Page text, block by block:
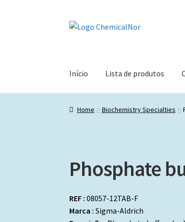
Ir
Saltar
Início Lista de produtos
Home Biochemistry Specialties
Phosphate
REF :08057-12TAB-F
Marca :Sigma-Aldrich